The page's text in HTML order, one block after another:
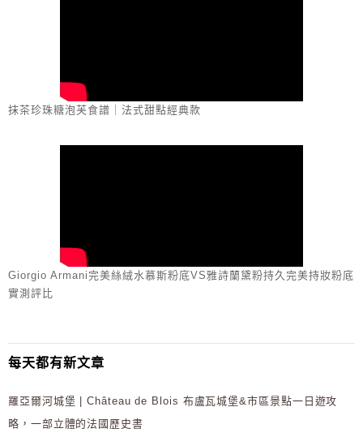
抹茶珍珠糖泡芙食譜｜法式甜點經典款
Giorgio Armani完美絲絨水慕斯粉底VS雅詩蘭黛粉持久完美持妝粉底
實測評比
每天都有新文章
羅亞爾河城堡 | Château de Blois 布盧瓦城堡&市區景點一日遊攻
略，一部立體的法國歷史書